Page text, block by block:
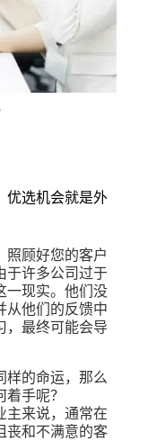
优选机会就是外
照顾好您的客户
于许多公司过于
一现实。他们没
从他们的反馈中
，最终可能会导
样的命运，那么
手呢？
主来说，通常在
丧和不满意的客